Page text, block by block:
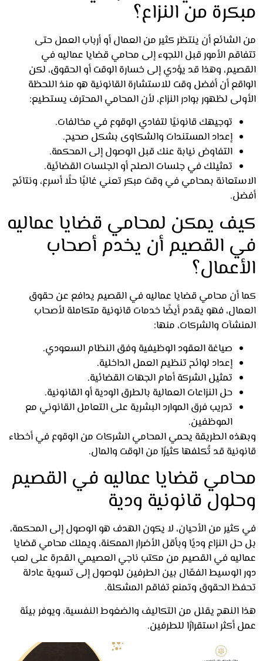
من النزاع؟
أن ينتظر كثير من العمال أو أرباب العمل حتى
الأمور قبل اللجوء إلى محامي قضايا عماليه في
وهذا قد يؤدي إلى خسارة الوقت أو الحقوق، لكن
أن أفضل وقت للاستشارة القانونية هو منذ اللحظة
لظهور بوادر النزاع، لأن المحامي المحترف يستطيع:
توجيهك قانونيًا لتفادي الوقوع في مخالفات.
إعداد المستندات والشكاوى بشكل صحيح.
التفاوض نيابة عنك قبل الوصول إلى المحكمة.
تمثيلك في جلسات الصلح أو الجلسات القضائية.
بمحامي في وقت مبكر تعني غالبًا حلًا أسرع، ونتائج
يمكن لمحامي قضايا عماليه
القصيم أن يخدم أصحاب
أن محامي قضايا عماليه في القصيم يدافع عن حقوق
فهو يقدم أيضًا خدمات قانونية متكاملة لأصحاب
والشركات، منها:
صياغة العقود الوظيفية وفق النظام السعودي.
إعداد لوائح تنظيم العمل الداخلية.
تمثيل الشركة أمام الجهات القضائية.
حل النزاعات العمالية بالطرق الودية أو القانونية.
تدريب فرق الموارد البشرية على التعامل القانوني مع
الموظفين.
الطريقة يحمي المحامي الشركات من الوقوع في أخطاء
قد تُكلفها كثيرًا من الوقت والمال.
قضايا عماليه في القصيم
قانونية ودية
من الأحيان، لا يكون الهدف هو الوصول إلى المحكمة،
النزاع وديًا وبأقل الأضرار الممكنة، ويملك محامي قضايا
في القصيم من مكتب ناجي العصيمي القدرة على لعب
الوسيط الفعّال بين الطرفين للوصول إلى تسوية عادلة
الحقوق وتمنع تفاقم المشكلة.
النهج يقلل من التكاليف والضغوط النفسية، ويوفر بيئة
أكثر استقرارًا للطرفين.